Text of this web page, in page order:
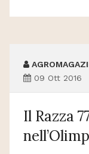
09 Ott 2016
Il Razza